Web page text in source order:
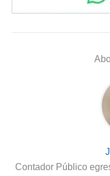
Contador Público